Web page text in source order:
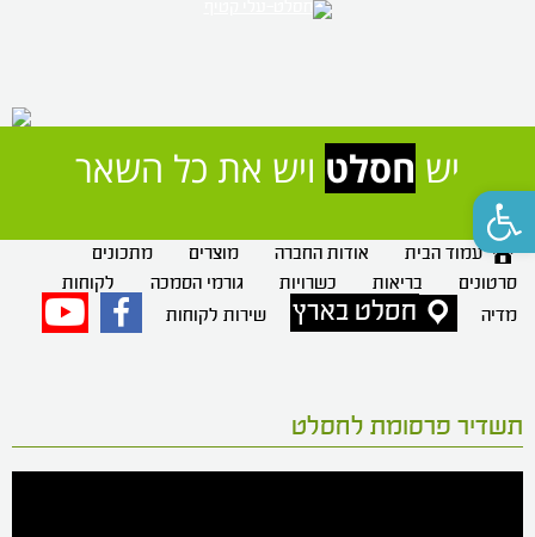
פתח סרגל נגישות
יש חסלט ויש את כל השאר
עמוד הבית אודות החברה מוצרים
מתכונים
סרטונים
בריאות כשרויות גורמי הסמכה
לקוחות
מדיה
חסלט בארץ שירות לקוחות פייסבוק
תשדיר פרסומת לחסלט